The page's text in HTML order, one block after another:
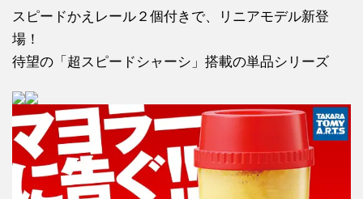
スピードかえレール２個付きで、リニアモデル新登
場！
待望の「超スピードシャーシ」搭載の単品シリーズ